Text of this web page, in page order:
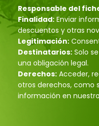
Responsable del
Finalidad: Enviar
descuentos y otras
Legitimación:
Destinatarios: Solo
una obligación legal.
Derechos: Acceder,
otros derechos, como
información en